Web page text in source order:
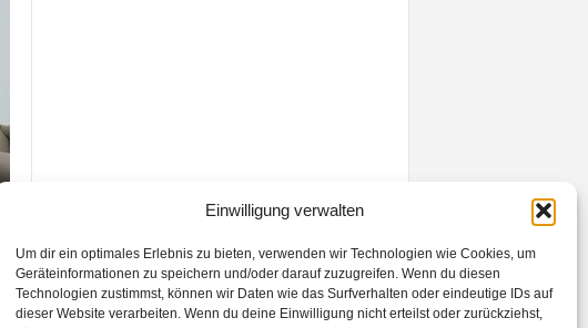
Einwilligung verwalten
Um dir ein optimales Erlebnis zu bieten, verwenden wir Technologien wie Cookies, um
Geräteinformationen zu speichern und/oder darauf zuzugreifen. Wenn du diesen
Technologien zustimmst, können wir Daten wie das Surfverhalten oder eindeutige IDs auf
dieser Website verarbeiten. Wenn du deine Einwilligung nicht erteilst oder zurückziehst,